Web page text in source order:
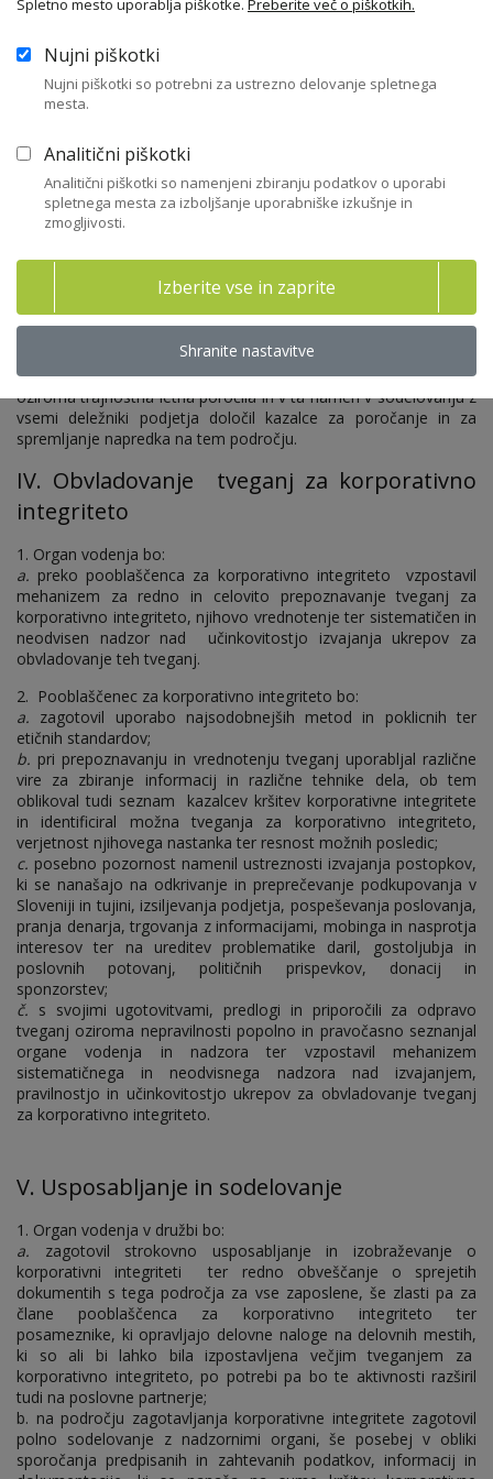
tudi nadzora, o ugotovljenih in odpravljenih nepravilnostih.
12. SANKCIJE. Organ vodenja bo zagotovil, da bodo definicije
disciplinskih kršitev in postopki za njihovo obravnavanje
omogočali uporabo učinkovitih, sorazmernih in odvračalnih
sankcij za zaposlene na vseh ravneh družbe, ki bodo kršili
13. USTREZNOST IN PRIMERNOST VODSTVENIH DELAVCEV.
Organ vodenja bo v najkrajšem možnem času zagotovil
sprejem in izvajanje pravil ter postopkov za začetna in
periodična preverjanja ustreznosti in primernosti vodstvenih
delavcev družbe, pri čemer se bo »ustreznost« nanašala na
njihovo znanje, poklicno usposobljenost in izkušnje,
»primernost« pa na njihovo osebno in finančno integriteto ter
morebitna nasprotja interesov.
14. TRANSPARENTNOST IN POROČANJE. Organ vodenja bo
poročanje o področju korporativne integritete vključil v splošna
oziroma trajnostna letna poročila in v ta namen v sodelovanju z
vsemi deležniki podjetja določil kazalce za poročanje in za
spremljanje napredka na tem področju.
IV. Obvladovanje tveganj za korporativno
integriteto
1. Organ vodenja bo:
a. preko pooblaščenca za korporativno integriteto vzpostavil
mehanizem za redno in celovito prepoznavanje tveganj za
korporativno integriteto, njihovo vrednotenje ter sistematičen in
neodvisen nadzor nad učinkovitostjo izvajanja ukrepov za
obvladovanje teh tveganj.
2. Pooblaščenec za korporativno integriteto bo:
a. zagotovil uporabo najsodobnejših metod in poklicnih ter
etičnih standardov;
b. pri prepoznavanju in vrednotenju tveganj uporabljal različne
vire za zbiranje informacij in različne tehnike dela, ob tem
oblikoval tudi seznam kazalcev kršitev korporativne integritete
in identificiral možna tveganja za korporativno integriteto,
verjetnost njihovega nastanka ter resnost možnih posledic;
c. posebno pozornost namenil ustreznosti izvajanja postopkov,
ki se nanašajo na odkrivanje in preprečevanje podkupovanja v
Sloveniji in tujini, izsiljevanja podjetja, pospeševanja poslovanja,
pranja denarja, trgovanja z informacijami, mobinga in nasprotja
interesov ter na ureditev problematike daril, gostoljubja in
poslovnih potovanj, političnih prispevkov, donacij in
sponzorstev;
č. s svojimi ugotovitvami, predlogi in priporočili za odpravo
tveganj oziroma nepravilnosti popolno in pravočasno seznanjal
organe vodenja in nadzora ter vzpostavil mehanizem
sistematičnega in neodvisnega nadzora nad izvajanjem,
pravilnostjo in učinkovitostjo ukrepov za obvladovanje tveganj
za korporativno integriteto.
V. Usposabljanje in sodelovanje
1. Organ vodenja v družbi bo:
a. zagotovil strokovno usposabljanje in izobraževanje o
korporativni integriteti ter redno obveščanje o sprejetih
dokumentih s tega področja za vse zaposlene, še zlasti pa za
člane pooblaščenca za korporativno integriteto ter
posameznike, ki opravljajo delovne naloge na delovnih mestih,
ki so ali bi lahko bila izpostavljena večjim tveganjem za
korporativno integriteto, po potrebi pa bo te aktivnosti razširil
tudi na poslovne partnerje;
b. na področju zagotavljanja korporativne integritete zagotovil
polno sodelovanje z nadzornimi organi, še posebej v obliki
sporočanja predpisanih in zahtevanih podatkov, informacij in
Spletno mesto uporablja piškotke. Preberite več o piškotkih.
Nujni piškotki
Nujni piškotki so potrebni za ustrezno delovanje spletnega
mesta.
Analitični piškotki
Analitični piškotki so namenjeni zbiranju podatkov o uporabi
spletnega mesta za izboljšanje uporabniške izkušnje in
zmogljivosti.
Izberite vse in zaprite
Shranite nastavitve